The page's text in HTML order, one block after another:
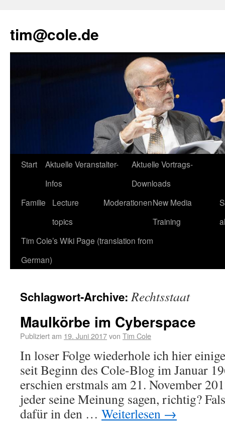
tim@cole.de
Start
Aktuelle Veranstalter-
Infos
Aktuelle Vortrags-
Downloads
Familie
Lecture
topics
ModerationenNew Media
Training
Tim Cole’s Wiki Page (translation from
German)
Schlagwort-Archive:Rechtsstaat
Maulkörbe im Cyberspace
Publiziert am 19. Juni 2017von Tim Cole
In loser Folge wiederhole ich hier
seit Beginn des Cole-Blog im Januar
erschien erstmals am 21. November
jeder seine Meinung sagen, richtig?
dafür in den … Weiterlesen →